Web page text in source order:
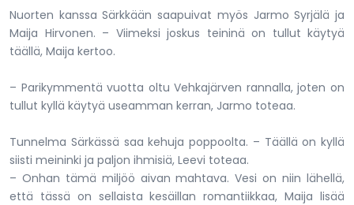
Nuorten kanssa Särkkään saapuivat myös Jarmo Syrjälä ja
Maija Hirvonen. – Viimeksi joskus teininä on tullut käytyä
täällä, Maija kertoo.
– Parikymmentä vuotta oltu Vehkajärven rannalla, joten on
tullut kyllä käytyä useamman kerran, Jarmo toteaa.
Tunnelma Särkässä saa kehuja poppoolta. – Täällä on kyllä
siisti meininki ja paljon ihmisiä, Leevi toteaa.
– Onhan tämä miljöö aivan mahtava. Vesi on niin lähellä,
että tässä on sellaista kesäillan romantiikkaa, Maija lisää